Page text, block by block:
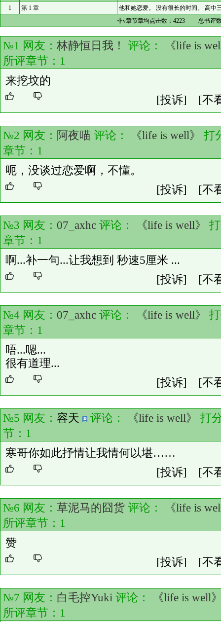
1
第 1 章
他和她恋爱。 没有很长的时间。 高
非v章节章均点击数： 4223 总书评
№1 网友： 林静恒日我！ 评论：
《life is
所评章节： 1
来挖坟的
[投诉]
[不
№2 网友： 阿夜喵 评论： 《life is well》
打
章节： 1
呃，没谈过恋爱啊，不懂。
[投诉]
[不
№3 网友： 07_axhc 评论： 《life is well》
章节： 1
啊...补一句...让我想到 秒速5厘米 ...
[投诉]
[不
№4 网友： 07_axhc 评论： 《life is well》
章节： 1
唔...嗯...
很有道理...
[投诉]
[不
№5 网友： 容天 评论： 《life is well》
打
节： 1
寒哥你如此抒情让我情何以堪……
[投诉]
[不
№6 网友： 草泥马的囧货 评论：
《life is
所评章节： 1
赞
[投诉]
[不
№7 网友： 白毛控Yuki 评论：
《life is well
所评章节： 1